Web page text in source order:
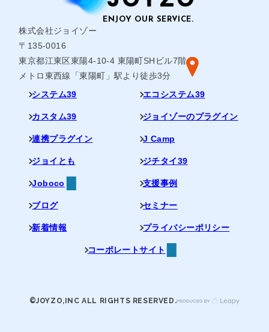
株式会社ジョイゾー
〒135-0016
東京都江東区東陽4-10-4 東陽町SHビル7階
メトロ東西線「東陽町」駅より徒歩3分
システム39
エコシステム39
カスタム39 ジョイゾーのプラグイン
連携プラグイン J Camp
ジョイとも ジチタイ39
Joboco 支援事例
ブログ セミナー
新着情報 プライバシーポリシー
コーポレートサイト
©JOYZO,INC ALL RIGHTS RESERVED.